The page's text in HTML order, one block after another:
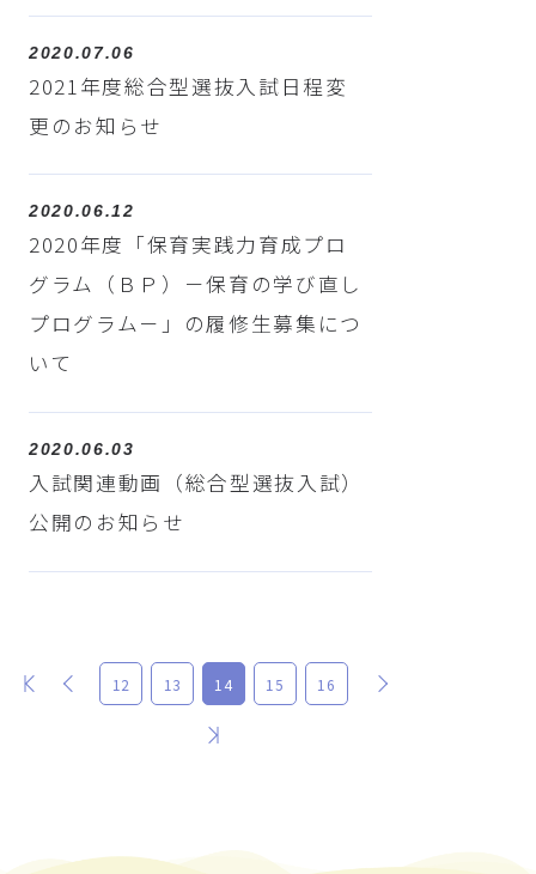
2020.07.06
2021年度総合型選抜入試日程変
更のお知らせ
2020.06.12
2020年度「保育実践力育成プロ
グラム（ＢＰ）－保育の学び直し
プログラム－」の履修生募集につ
いて
2020.06.03
入試関連動画（総合型選抜入試）
公開のお知らせ
最初 前 12 13 14 15 16
最後